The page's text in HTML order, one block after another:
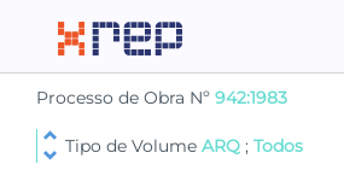
Processo de Obra Nº 942:1983
Tipo de Volume ARQ ; Todos